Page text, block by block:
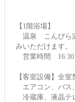
【1階浴場】
温泉 こんぴら
みいただけます。
営業時間 16:30
【客室設備】全
エアコン、バス
冷蔵庫、液晶テ